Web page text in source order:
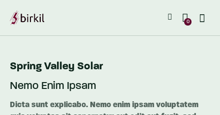
0
Spring Valley Solar
Nemo Enim Ipsam
Dicta sunt explicabo. Nemo enim ipsam voluptatem